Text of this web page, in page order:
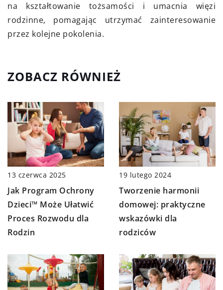
na kształtowanie tożsamości i umacnia więzi
rodzinne, pomagając utrzymać zainteresowanie
przez kolejne pokolenia.
ZOBACZ RÓWNIEŻ
13 czerwca 2025
Jak Program Ochrony
Dzieci™ Może Ułatwić
Proces Rozwodu dla
Rodzin
19 lutego 2024
Tworzenie harmonii
domowej: praktyczne
wskazówki dla
rodziców